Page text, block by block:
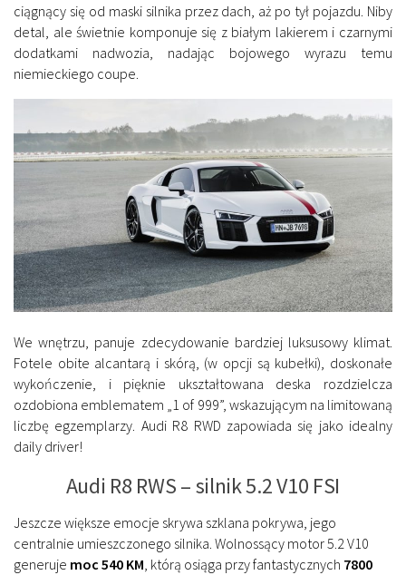
ciągnący się od maski silnika przez dach, aż po tył pojazdu. Niby
detal, ale świetnie komponuje się z białym lakierem i czarnymi
dodatkami nadwozia, nadając bojowego wyrazu temu
niemieckiego coupe.
We wnętrzu, panuje zdecydowanie bardziej luksusowy klimat.
Fotele obite alcantarą i skórą, (w opcji są kubełki), doskonałe
wykończenie, i pięknie ukształtowana deska rozdzielcza
ozdobiona emblematem „1 of 999”, wskazującym na limitowaną
liczbę egzemplarzy. Audi R8 RWD zapowiada się jako idealny
daily driver!
Audi R8 RWS – silnik 5.2 V10 FSI
Jeszcze większe emocje skrywa szklana pokrywa, jego
centralnie umieszczonego silnika. Wolnossący motor 5.2 V10
generuje moc 540 KM, którą osiąga przy fantastycznych 7800